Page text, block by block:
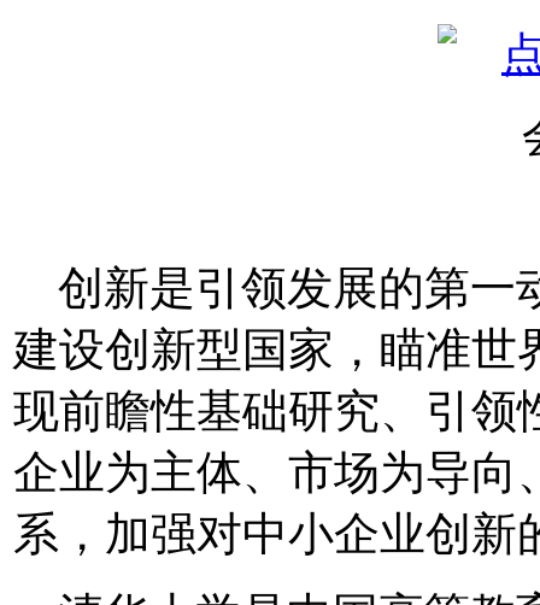
创新是引领发展的第一
建设创新型国家，瞄准世
现前瞻性基础研究、引领
企业为主体、市场为导向
系，加强对中小企业创